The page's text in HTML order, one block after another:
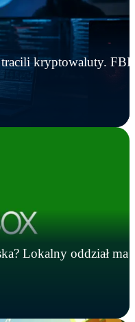
kryptowaluty. FBI
Lokalny oddział ma